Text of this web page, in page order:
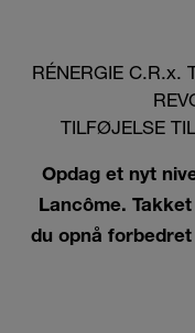
RÉNERGIE C.R.x.
TILFØJELSE
Opdag et nyt
Lancôme.
du opnå